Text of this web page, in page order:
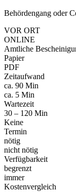
Behördengang oder
VOR ORT
ONLINE
Amtliche
Papier
PDF
Zeitaufwand
ca. 90 Min
ca. 5 Min
Wartezeit
30 – 120 Min
Keine
Termin
nötig
nicht nötig
Verfügbarkeit
begrenzt
immer
Kostenvergleich